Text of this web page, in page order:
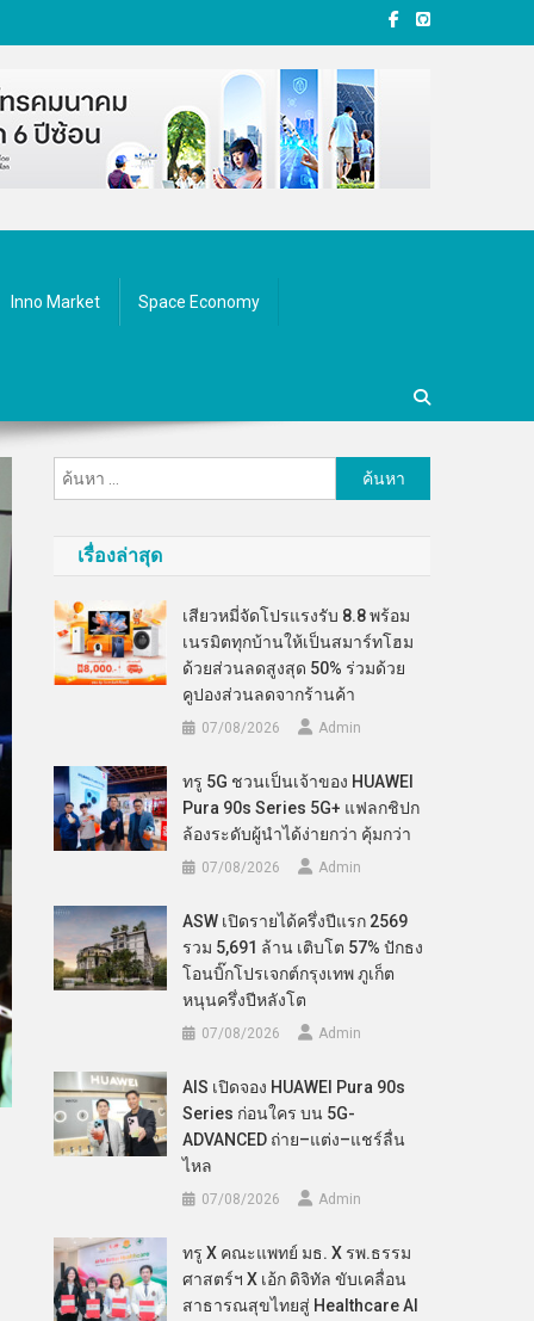
Inno Market Space Economy
ค้นหา
สำหรับ:
เรื่องล่าสุด
เสียวหมี่จัดโปรแรงรับ 8.8 พร้อม
เนรมิตทุกบ้านให้เป็นสมาร์ทโฮม
ด้วยส่วนลดสูงสุด 50% ร่วมด้วย
คูปองส่วนลดจากร้านค้า
07/08/2026 Admin
ทรู 5G ชวนเป็นเจ้าของ HUAWEI
Pura 90s Series 5G+ แฟลกชิปก
ล้องระดับผู้นำได้ง่ายกว่า คุ้มกว่า
07/08/2026 Admin
ASW เปิดรายได้ครึ่งปีแรก 2569
รวม 5,691 ล้าน เติบโต 57% ปักธง
โอนบิ๊กโปรเจกต์กรุงเทพ ภูเก็ต
หนุนครึ่งปีหลังโต
07/08/2026 Admin
AIS เปิดจอง HUAWEI Pura 90s
Series ก่อนใคร บน 5G-
ADVANCED ถ่าย–แต่ง–แชร์ลื่น
ไหล
07/08/2026 Admin
ทรู X คณะแพทย์ มธ. X รพ.ธรรม
ศาสตร์ฯ X เอ้ก ดิจิทัล ขับเคลื่อน
สาธารณสุขไทยสู่ Healthcare AI